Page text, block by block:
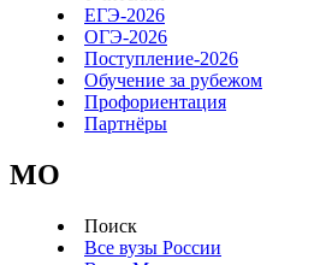
ЕГЭ-2026
ОГЭ-2026
Поступление-2026
Обучение за рубежом
Профориентация
Партнёры
MO
Поиск
Все вузы России